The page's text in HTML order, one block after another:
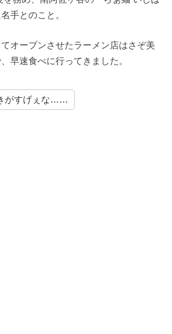
手とのこと。
オープンさせたラーメン店はさぞ美
早速食べに行ってきました。
がすげぇな……